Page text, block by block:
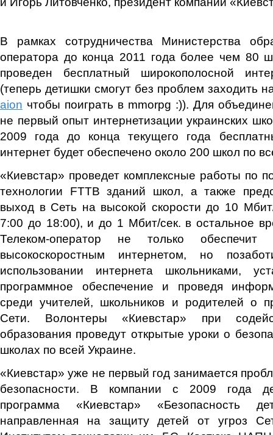
В рамках сотрудничества Министерства
оператора до конца 2011 года более чем 80
проведен бесплатный широкополосной
(теперь детишки смогут без проблем заходить
aion чтобы поиграть в mmorpg :)). Для
не первый опыт интернетизации украинских
2009 года до конца текущего года
интернет будет обеспечено около 200 школ по
«Киевстар» проведет комплексные работы по
технологии FTTB зданий школ, а также
выход в Сеть на высокой скорости до 10
7:00 до 18:00), и до 1 Мбит/сек. в остальное
Телеком-оператор не только
высокоскоростным интернетом, но
использовании интернета школьниками,
программное обеспечение и проведя
среди учителей, школьников и родителей о
Сети. Волонтеры «Киевстар» при
образования проведут открытые уроки о
школах по всей Украине.
«Киевстар» уже не первый год занимается
безопасности. В компании с 2009 года
программа «Киевстар» «Безопасность
направленная на защиту детей от угроз